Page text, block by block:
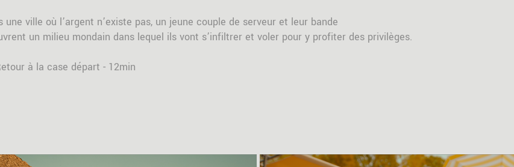
une ville où l’argent n’existe pas, un jeune couple de serveur et leur bande
un milieu mondain dans lequel ils vont s’infiltrer et voler pour y profiter des privilèges.
à la case départ - 12min